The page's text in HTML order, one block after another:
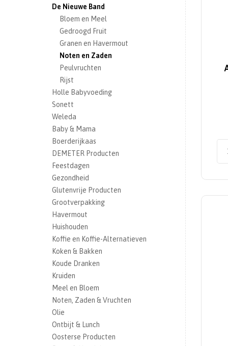
De Nieuwe Band
Bloem en Meel
Gedroogd Fruit
Granen en Havermout
Noten en Zaden
Peulvruchten
Rijst
Holle Babyvoeding
Sonett
Weleda
Baby & Mama
Boerderijkaas
DEMETER Producten
Feestdagen
Gezondheid
Glutenvrije Producten
Grootverpakking
Havermout
Huishouden
Koffie en Koffie-Alternatieven
Koken & Bakken
Koude Dranken
Kruiden
Meel en Bloem
Noten, Zaden & Vruchten
Olie
Ontbijt & Lunch
Oosterse Producten